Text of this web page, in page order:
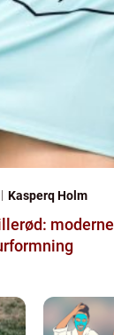
Kasperq Holm
moderne